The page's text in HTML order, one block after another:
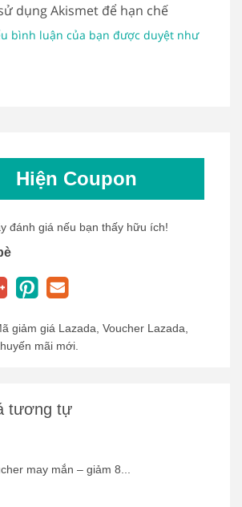
dụng Akismet để hạn chế
bình luận của bạn được duyệt như
Hiện Coupon
đánh giá nếu bạn thấy hữu ích!
giảm giá Lazada, Voucher Lazada,
mãi mới.
tương tự
may mắn – giảm 8...